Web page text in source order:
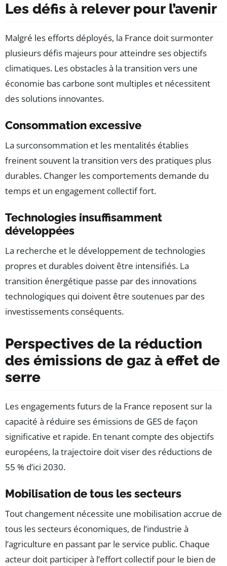
Les défis à relever pour l’avenir
Malgré les efforts déployés, la France doit surmonter
plusieurs défis majeurs pour atteindre ses objectifs
climatiques. Les obstacles à la transition vers une
économie bas carbone sont multiples et nécessitent
des solutions innovantes.
Consommation excessive
La surconsommation et les mentalités établies
freinent souvent la transition vers des pratiques plus
durables. Changer les comportements demande du
temps et un engagement collectif fort.
Technologies insuffisamment
développées
La recherche et le développement de technologies
propres et durables doivent être intensifiés. La
transition énergétique passe par des innovations
technologiques qui doivent être soutenues par des
investissements conséquents.
Perspectives de la réduction
des émissions de gaz à effet de
serre
Les engagements futurs de la France reposent sur la
capacité à réduire ses émissions de GES de façon
significative et rapide. En tenant compte des objectifs
européens, la trajectoire doit viser des réductions de
55 % d’ici 2030.
Mobilisation de tous les secteurs
Tout changement nécessite une mobilisation accrue de
tous les secteurs économiques, de l’industrie à
l’agriculture en passant par le service public. Chaque
acteur doit participer à l’effort collectif pour le bien de